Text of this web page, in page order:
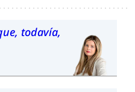
todavía,